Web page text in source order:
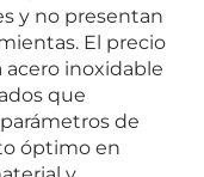
y no presentan
El precio
acero inoxidable
que
de
óptimo en